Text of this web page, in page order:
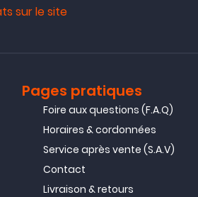
sur le site
Pages pratiques
Foire aux questions (F.A.Q)
Horaires & cordonnées
Service après vente (S.A.V)
Contact
Livraison & retours